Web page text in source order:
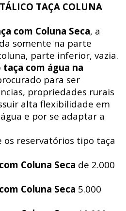
TAÇA COLUNA
com Coluna Seca, a
somente na parte
parte inferior, vazia.
com água na
para ser
propriedades rurais
alta flexibilidade em
e por se adaptar a
os reservatórios tipo taça
Coluna Seca de 2.000
Coluna Seca 5.000